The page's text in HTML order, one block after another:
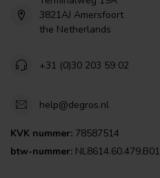
3821AJ Amersfoort
the Netherlands
+31 (0)30 203 59 02
help@degros.nl
KVK nummer: 78587514
btw-nummer: NL8614.60.479.B01